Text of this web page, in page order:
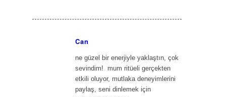
Can
ne güzel bir enerjiyle yaklaştın, çok
sevindim! ️ mum ritüeli gerçekten
etkili oluyor, mutlaka deneyimlerini
paylaş, seni dinlemek için